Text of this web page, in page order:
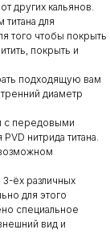
других кальянов.
для
того чтобы покрыть
покрыть и
подходящую вам
диаметр
с передовыми
нитрида титана.
ёх различных
для этого
специальное
вид и